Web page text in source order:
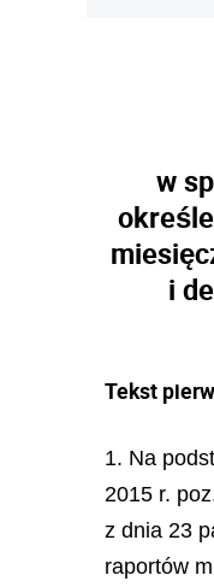
w
i
Tekst
1. Na
2015 r.
z dnia 23
raportów